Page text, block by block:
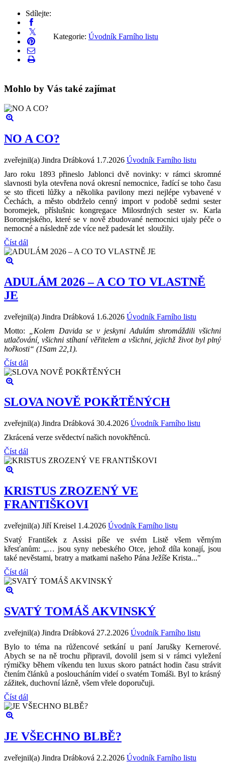
Sdílejte:
Kategorie: Úvodník Farního listu
Mohlo by Vás také zajímat
NO A CO?
zveřejnil(a) Jindra Drábková 1.7.2026 Úvodník Farního listu
Jaro roku 1893 přineslo Jablonci dvě novinky: v rámci skromné
slavnosti byla otevřena nová okresní nemocnice, řadící se toho času
se sto třiceti lůžky a několika pavilony mezi nejlépe vybavené v
Čechách, a město obdrželo cenný import v podobě sedmi sester
boromejek, příslušnic kongregace Milosrdných sester sv. Karla
Boromejského, které se v nově zbudované nemocnici ujaly péče o
nemocné a následně zde více než padesát let sloužily.
Číst dál
ADULÁM 2026 – A CO TO VLASTNĚ
JE
zveřejnil(a) Jindra Drábková 1.6.2026 Úvodník Farního listu
Motto:
„Kolem Davida se v jeskyni Adulám shromáždili všichni
utlačování, všichni stíhaní věřitelem a všichni, jejichž život byl plný
hořkosti“ (1Sam 22,1).
Číst dál
SLOVA NOVĚ POKŘTĚNÝCH
zveřejnil(a) Jindra Drábková 30.4.2026 Úvodník Farního listu
Zkrácená verze svědectví našich novokřtěnců.
Číst dál
KRISTUS ZROZENÝ VE
FRANTIŠKOVI
zveřejnil(a) Jiří Kreisel 1.4.2026 Úvodník Farního listu
Svatý František z Assisi píše ve svém Listě všem věrným
křesťanům: „… jsou syny nebeského Otce, jehož díla konají, jsou
také nevěstami, bratry a matkami našeho Pána Ježíše Krista..."
Číst dál
SVATÝ TOMÁŠ AKVINSKÝ
zveřejnil(a) Jindra Drábková 27.2.2026 Úvodník Farního listu
Bylo to téma na růžencové setkání u paní Jarušky Kernerové.
Abych se na ně trochu připravil, dovolil jsem si v rámci vyležení
rýmičky během víkendu ten luxus skoro patnáct hodin času strávit
čtením článků a posloucháním videí o svatém Tomáši. Byl to krásný
zážitek, duchovní lázně, všem vřele doporučuji.
Číst dál
JE VŠECHNO BLBĚ?
zveřejnil(a) Jindra Drábková 2.2.2026 Úvodník Farního listu